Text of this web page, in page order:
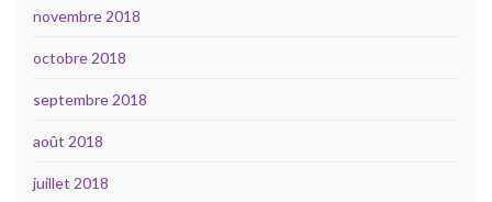
novembre 2018
octobre 2018
septembre 2018
août 2018
juillet 2018